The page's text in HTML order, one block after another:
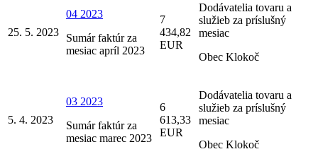
25. 5. 2023
04 2023
Sumár faktúr za
mesiac apríl 2023
7
434,82
EUR
Dodávatelia tovaru a
služieb za príslušný
mesiac
Obec Klokoč
5. 4. 2023
03 2023
Sumár faktúr za
mesiac marec 2023
6
613,33
EUR
Dodávatelia tovaru a
služieb za príslušný
mesiac
Obec Klokoč